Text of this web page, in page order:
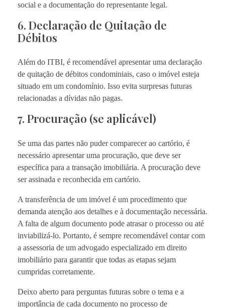
social e a documentação do representante legal.
6. Declaração de Quitação de
Débitos
Além do ITBI, é recomendável apresentar uma declaração
de quitação de débitos condominiais, caso o imóvel esteja
situado em um condomínio. Isso evita surpresas futuras
relacionadas a dívidas não pagas.
7. Procuração (se aplicável)
Se uma das partes não puder comparecer ao cartório, é
necessário apresentar uma procuração, que deve ser
específica para a transação imobiliária. A procuração deve
ser assinada e reconhecida em cartório.
A transferência de um imóvel é um procedimento que
demanda atenção aos detalhes e à documentação necessária.
A falta de algum documento pode atrasar o processo ou até
inviabilizá-lo. Portanto, é sempre recomendável contar com
a assessoria de um advogado especializado em direito
imobiliário para garantir que todas as etapas sejam
cumpridas corretamente.
Deixo aberto para perguntas futuras sobre o tema e a
importância de cada documento no processo de